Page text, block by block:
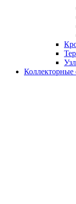
Коллекторные